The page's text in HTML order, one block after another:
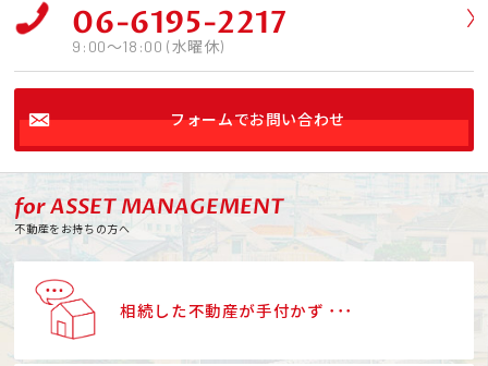
06-6195-2217
9:00〜18:00 (水曜休)
フォームでお問い合わせ
for ASSET MANAGEMENT
不動産をお持ちの方へ
相続した不動産が手付かず ･･･